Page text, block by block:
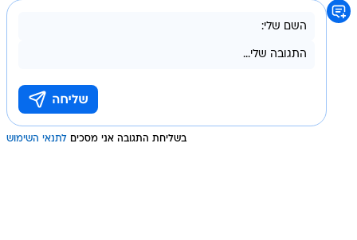
בשליחת התגובה אני מסכים לתנאי השימוש